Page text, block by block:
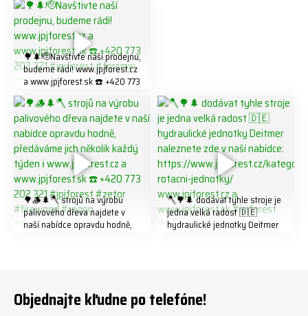
K8W5t7i6o ☎️ +420 773 202
321 #jpjforest #forsmw
#firewood #
🌳🌲🫡Navštivte naší prodejnu,
budeme rádi! www.jpjforest.cz
a www.jpjforest.sk ☎️ +420 773
#biojack #regon #vahvajussi
🌳🪵🌲🪓 strojů na výrobu
palivového dřeva najdete v
naší nabídce opravdu hodně,
#firewoodproduction
🪓🌳🌲 dodávat tyhle stroje je
jedna velká radost 🇩🇪
hydraulické jednotky Deitmer
#firewood #deitmer
Objednajte kľudne po telefóne!